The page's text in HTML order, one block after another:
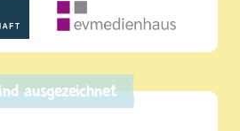
ausgezeichnet